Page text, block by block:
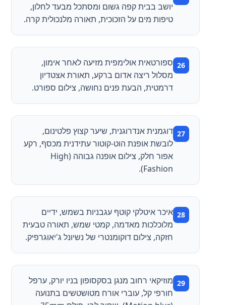
יושב בבית קפה גשום ומסתכל מבעד לחלון,
טיפות מים על הזכוכית, תאורה מלנכולית קרה.
ספורטאית אולימפית מזיעה לאחר אימון,
מסלול ריצה אדום ברקע, תאורת אצטדיון
דרמטית, הבעת פנים נחושה, צילום ספורט.
דוגמנית אנדרוגנית, שיער קצוץ פלטינום,
לובשת אופנת הוט-קוטור עתידנית מכסף, רקע
אפור חלק, צילום אופנה גבוהה (High
Fashion).
איכר איטלקי קוטף עגבניות בשמש, ידיים
מלוכלכות מאדמה, קמטי שמש, תאורה טבעית
חזקה, צילום דוקומנטרי של נשיונל ג'יאוגרפיק.
מוזיקאי רחוב מנגן בסקסופון בניו יורק, ערפל
חורפי קל, עוברי אורח מטושטשים בתנועה